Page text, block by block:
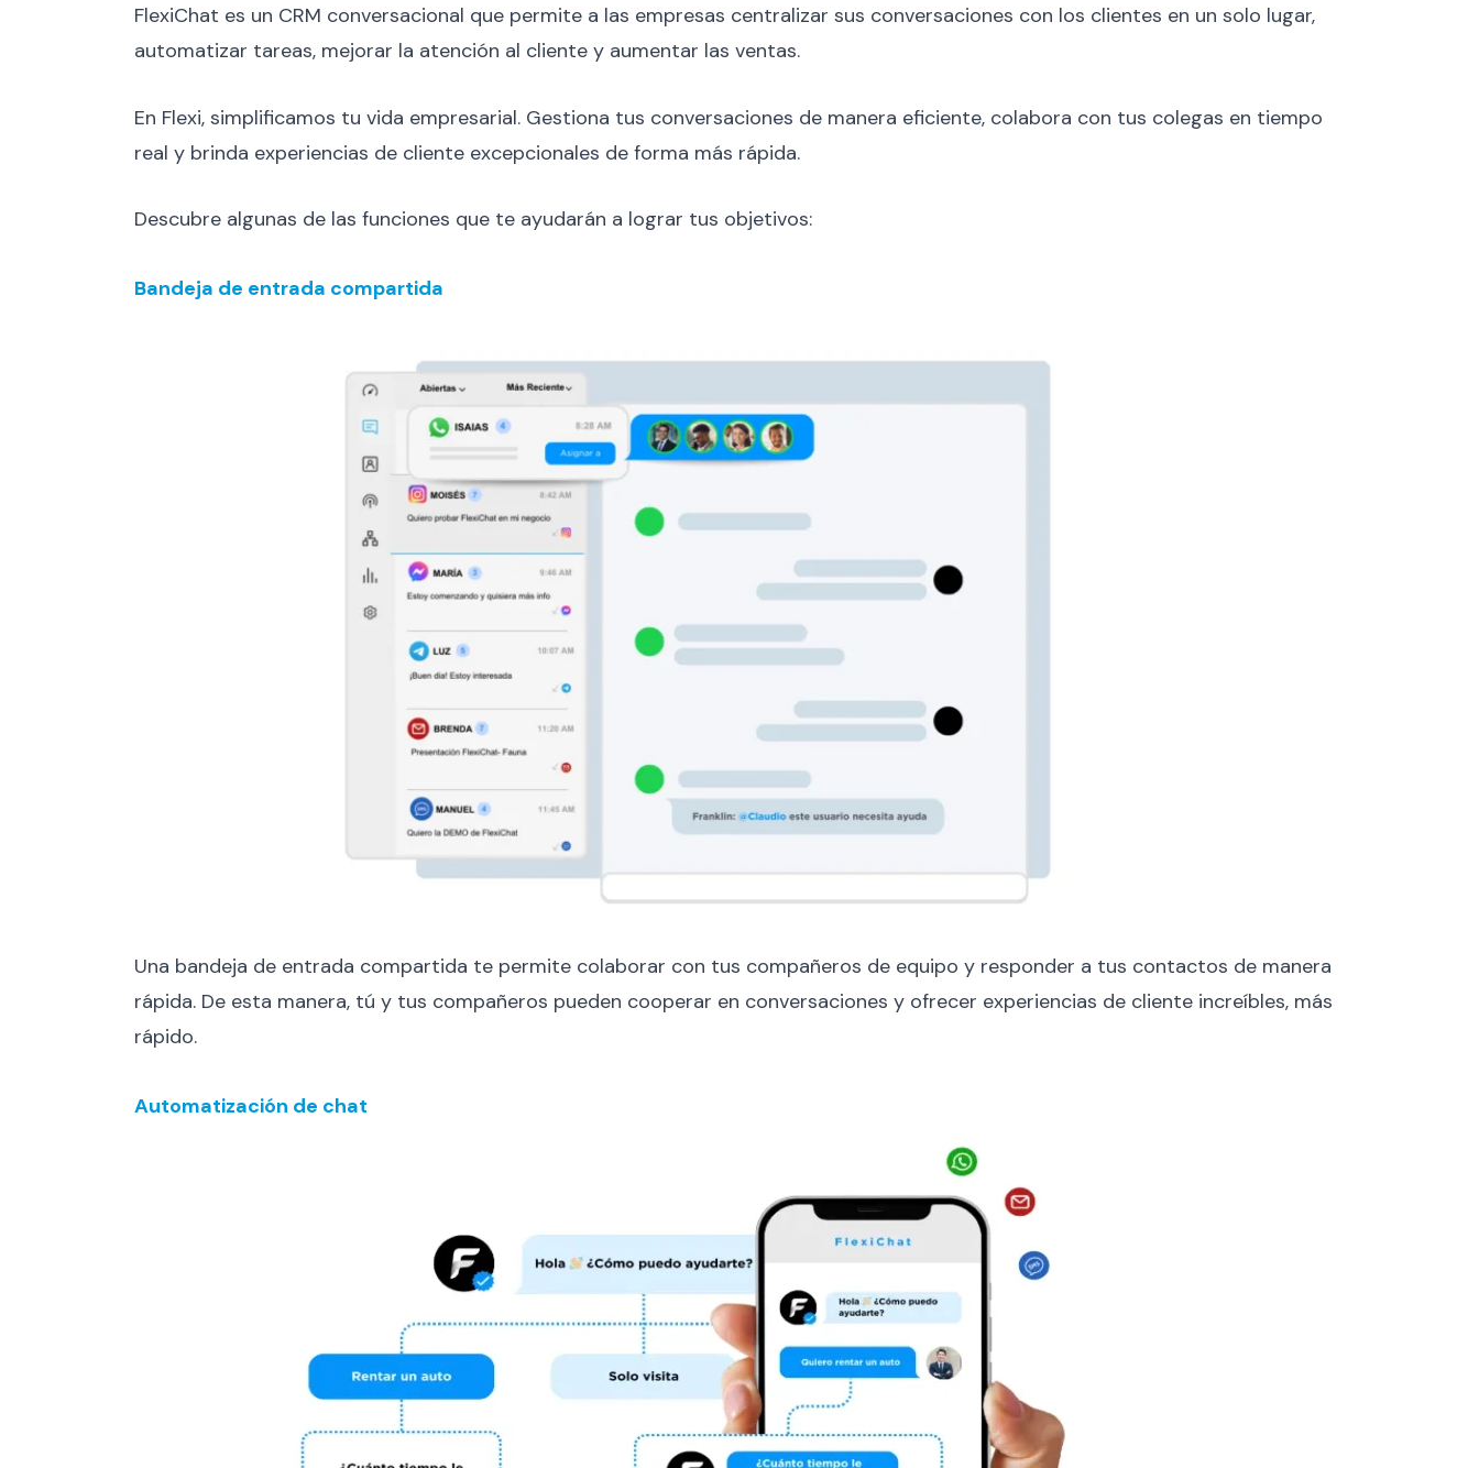
FlexiChat es un CRM conversacional que permite a las empresas centralizar sus conversaciones con los clientes en un solo lugar,
automatizar tareas, mejorar la atención al cliente y aumentar las ventas.
En Flexi, simplificamos tu vida empresarial. Gestiona tus conversaciones de manera eficiente, colabora con tus colegas en tiempo
real y brinda experiencias de cliente excepcionales de forma más rápida.
Descubre algunas de las funciones que te ayudarán a lograr tus objetivos:
Bandeja de entrada compartida
Una bandeja de entrada compartida te permite colaborar con tus compañeros de equipo y responder a tus contactos de manera
rápida. De esta manera, tú y tus compañeros pueden cooperar en conversaciones y ofrecer experiencias de cliente increíbles, más
rápido.
Automatización de chat